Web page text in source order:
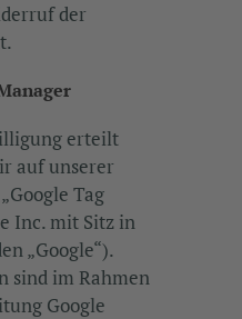
der
erteilt
auf unserer
Tag
Inc. mit Sitz in
„Google“).
sind im Rahmen
Google